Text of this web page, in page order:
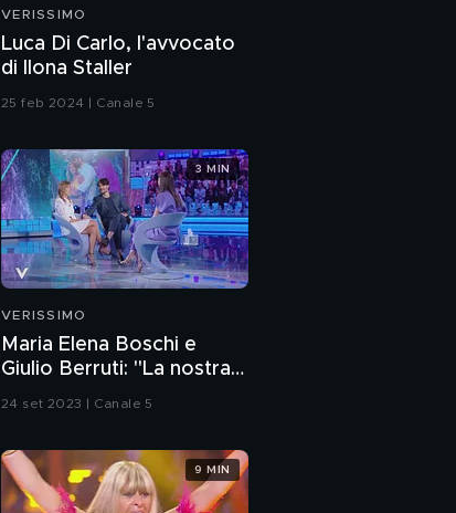
VERISSIMO
Luca Di Carlo, l'avvocato
di Ilona Staller
25 feb 2024 | Canale 5
VERISSIMO
Maria Elena Boschi e
Giulio Berruti: "La nostra
storia d'amore"
24 set 2023 | Canale 5
3 MIN
9 MIN